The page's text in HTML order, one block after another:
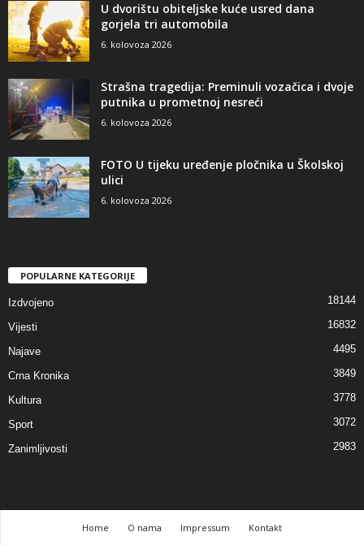
U dvorištu obiteljske kuće usred dana
gorjela tri automobila
6. kolovoza 2026
Strašna tragedija: Preminuli vozačica i dvoje
putnika u prometnoj nesreći
6. kolovoza 2026
FOTO U tijeku uređenje pločnika u Školskoj
ulici
6. kolovoza 2026
POPULARNE KATEGORIJE
Izdvojeno 18144
Vijesti 16832
Najave 4495
Crna Kronika 3849
Kultura 3778
Sport 3072
Zanimljivosti 2983
Home O nama Impressum Kontakt